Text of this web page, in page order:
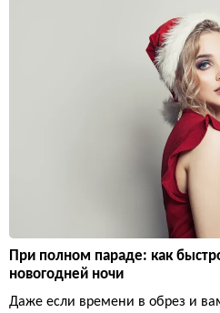
При полном параде: как
новогодней ночи
Даже если времени в обрез и